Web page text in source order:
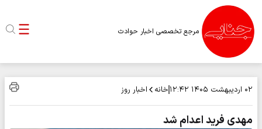
مرجع تخصصی اخبار حوادث
۰۲ اردیبهشت ۱۴۰۵ ۱۲:۴۲ خانه اخبار روز
مهدی فرید اعدام شد